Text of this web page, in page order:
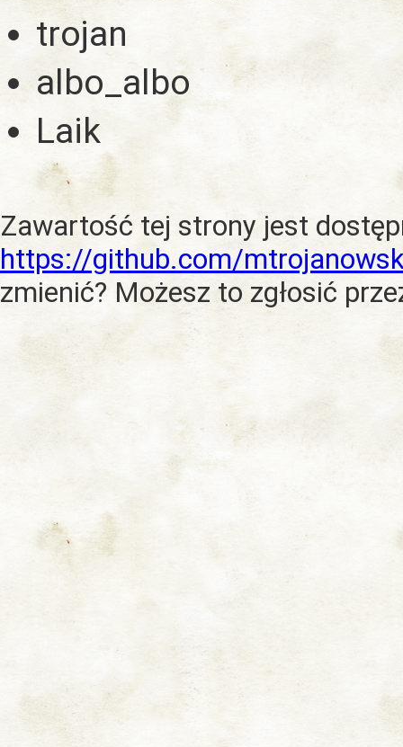
trojan
albo_albo
Laik
Zawartość tej strony jest
https://github.com/
zmienić? Możesz to zgłosić